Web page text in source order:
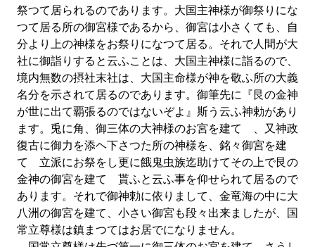
祭つて居られるのであります。大国主神様が御祭りにな
つて居る所の御宮様であるから、御宮は小さくても、自
分より上の神様をお祭りになつて居る。それで人間が大
社に御詣りすると云ふことは、大国主神様に詣るので、
境内無数の摂社末社は、大国主命様が神を敬ふ所の大義
名分を示されて居るのであります。御筆先に『艮の金神
が世に出て覇張るのではないぞよ』斯う云ふ神勅があり
ます。兎に角、御三体の大神様のお宮を建てゝ、又神政
復古に御力を添ヘ下さつた所の神様を、銘々御宮を建
てゝ立派にお祭をし更に餓鬼虫族迄助けてその上で艮の
金神の御宮を建てゝ貰ふと云ふ事を仰せられて居るので
あります。それで御神勅に依りまして、金竜海の中に大
八洲の御宮を建て、小さい御宮も段々出来ましたが、国
常立尊様は鎮まつてはお居でになりません。